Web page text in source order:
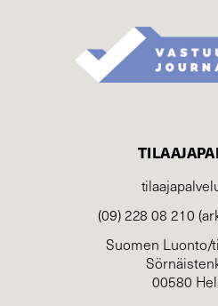
(09) 228 08 210
Suomen Luonto/
00580